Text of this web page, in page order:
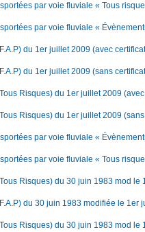
par voie fluviale « Tous
par voie fluviale «
du 1er juillet 2009 (avec
du 1er juillet 2009 (sans
Risques) du 1er juillet 2009
Risques) du 1er juillet 2009
par voie fluviale «
par voie fluviale « Tous
Risques) du 30 juin 1983 mod le
du 30 juin 1983 modifiée le 1er
Risques) du 30 juin 1983 mod